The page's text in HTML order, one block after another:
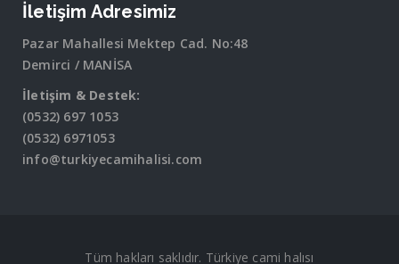
İletişim Adresimiz
Pazar Mahallesi Mektep Cad. No:48
Demirci / MANİSA
İletişim & Destek:
(0532) 697 1053
(0532) 6971053
info@turkiyecamihalisi.com
Tüm hakları saklıdır. Türkiye cami halısı